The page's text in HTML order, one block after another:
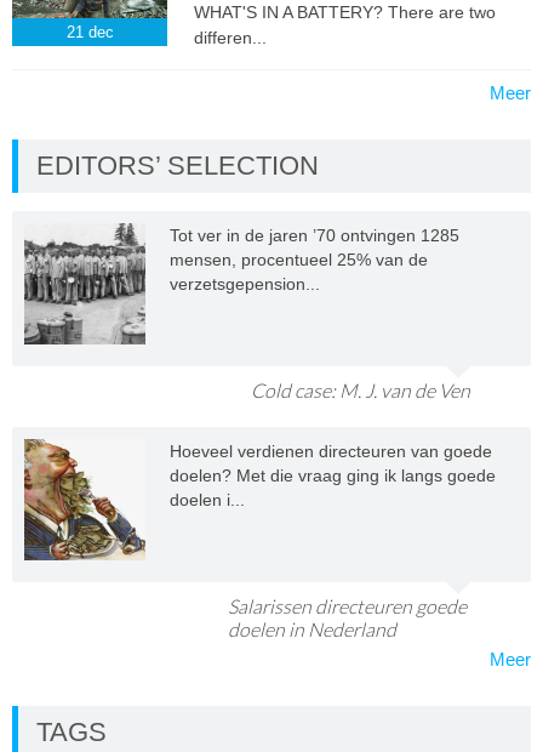
21 dec
WHAT'S IN A BATTERY? There are two
differen...
Meer
EDITORS’ SELECTION
Tot ver in de jaren ’70 ontvingen 1285
mensen, procentueel 25% van de
verzetsgepension...
Cold case: M. J. van de Ven
Hoeveel verdienen directeuren van goede
doelen? Met die vraag ging ik langs goede
doelen i...
Salarissen directeuren goede
doelen in Nederland
Meer
TAGS